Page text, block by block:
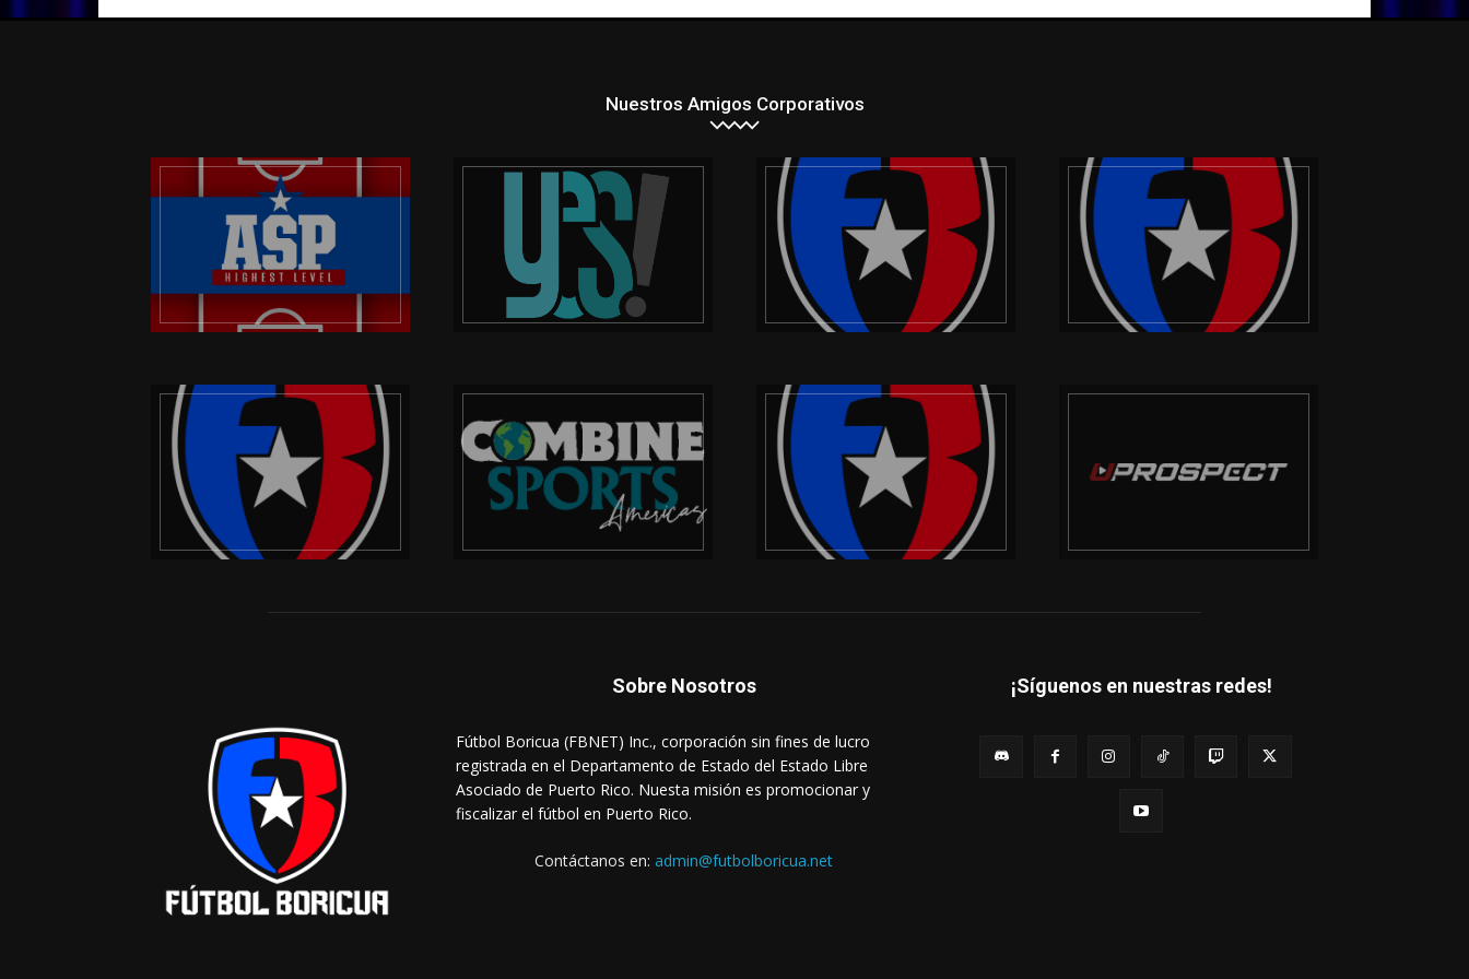
Nuestros Amigos Corporativos
Sobre Nosotros
Fútbol Boricua (FBNET) Inc., corporación sin fines de lucro
registrada en el Departamento de Estado del Estado Libre
Asociado de Puerto Rico. Nuesta misión es promocionar y
fiscalizar el fútbol en Puerto Rico.
Contáctanos en: admin@futbolboricua.net
¡Síguenos en nuestras redes!